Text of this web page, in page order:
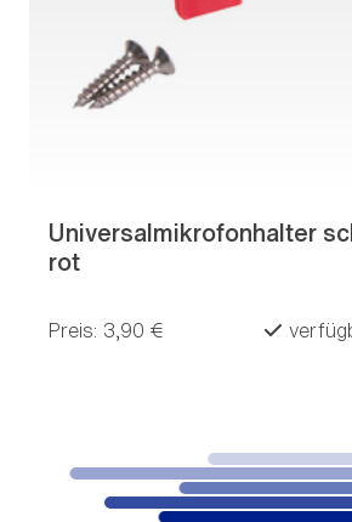
Universalmikrofonhalter
rot
Preis: 3,90 €